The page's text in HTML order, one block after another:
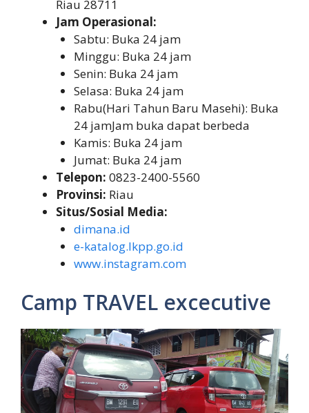
Riau 28711
Jam Operasional:
Sabtu: Buka 24 jam
Minggu: Buka 24 jam
Senin: Buka 24 jam
Selasa: Buka 24 jam
Rabu(Hari Tahun Baru Masehi): Buka
24 jamJam buka dapat berbeda
Kamis: Buka 24 jam
Jumat: Buka 24 jam
Telepon: 0823-2400-5560
Provinsi: Riau
Situs/Sosial Media:
dimana.id
e-katalog.lkpp.go.id
www.instagram.com
Camp TRAVEL excecutive